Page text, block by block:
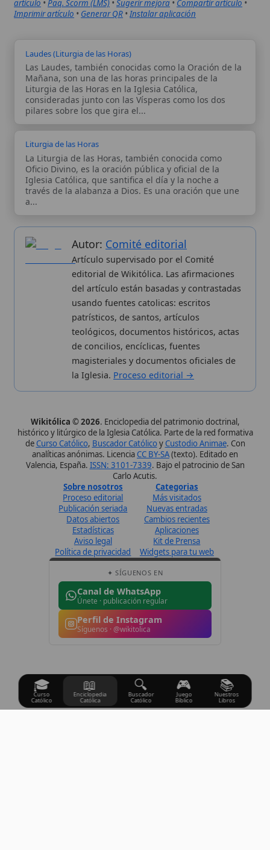
editorial de Wikitólica. Las afirmaciones
del artículo están basadas y contrastadas
teológicos, documentos históricos, actas
de concilios, encíclicas, fuentes
magisteriales y documentos oficiales de
la Iglesia.Proceso editorial →
Wikitólica © 2026. Enciclopedia del patrimonio doctrinal,
histórico y litúrgico de la Iglesia Católica. Parte de la red formativa
deCurso Católico, Buscador CatólicoyCustodio Animae. Con
analíticas anónimas. LicenciaCC BY-SA(texto). Editado en
Valencia, España.ISSN: 3101-7339. Bajo el patrocinio de San
Carlo Acutis.
Datos abiertos
Estadísticas
Aviso legal
Política de privacidad
Cambios recientes
Aplicaciones
Kit de Prensa
Widgets para tu web
✦ SÍGUENOS EN
Únete · publicación regular
Perfil de Instagram
Síguenos · @wikitolica